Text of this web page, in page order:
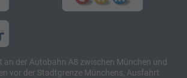
an der Autobahn A8 zwischen München und
vor der Stadtgrenze Münchens, Ausfahrt